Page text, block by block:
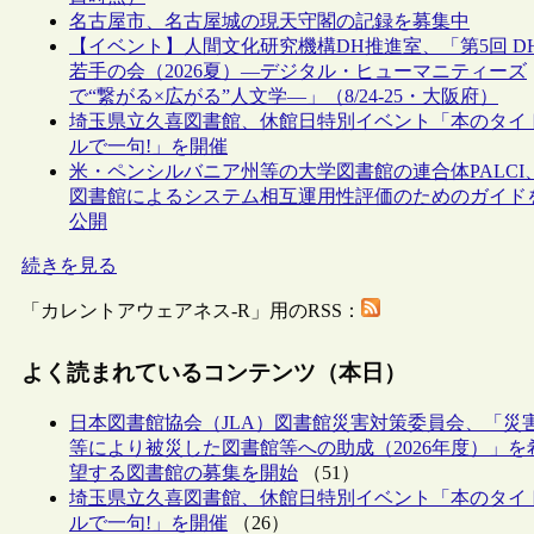
名古屋市、名古屋城の現天守閣の記録を募集中
【イベント】人間文化研究機構DH推進室、「第5回
若手の会（2026夏）―デジタル・ヒューマニティーズ
で“繋がる×広がる”人文学―」（8/24-25・大阪府）
埼玉県立久喜図書館、休館日特別イベント「本のタイ
ルで一句!」を開催
米・ペンシルバニア州等の大学図書館の連合体PALCI、
図書館によるシステム相互運用性評価のためのガイド
公開
続きを見る
「カレントアウェアネス-R」用のRSS：
よく読まれているコンテンツ（本日）
日本図書館協会（JLA）図書館災害対策委員会、「災
等により被災した図書館等への助成（2026年度）」を
望する図書館の募集を開始 （51）
埼玉県立久喜図書館、休館日特別イベント「本のタイ
ルで一句!」を開催 （26）